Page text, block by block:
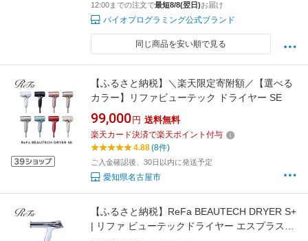
12:00までの注文で最短8/8(翌日)お届け
バイオプログラミング公式ブランド
同じ商品を安い順で見る
【ふるさと納税】＼楽天限定寄附額／【選べる
カラー】リファビューテック ドライヤー SE
99,000 円 送料無料
楽天カード決済で楽天ポイント付与
4.88(8件)
ご入金確認後、30日以内に発送予定
愛知県名古屋市
【ふるさと納税】ReFa BEAUTECH DRYER S+
| リファ ビューテックドライヤー エスプラスド